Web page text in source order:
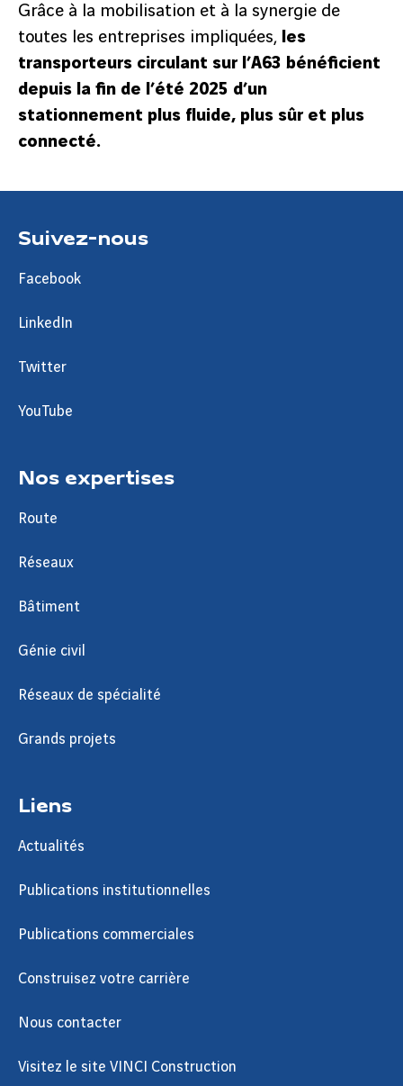
Grâce à la mobilisation et à la synergie de
toutes les entreprises impliquées, les
transporteurs circulant sur l’A63 bénéficient
depuis la fin de l’été 2025 d’un
stationnement plus fluide, plus sûr et plus
connecté.
Suivez-nous
Facebook
LinkedIn
Twitter
YouTube
Nos expertises
Route
Réseaux
Bâtiment
Génie civil
Réseaux de spécialité
Grands projets
Liens
Actualités
Publications institutionnelles
Publications commerciales
Construisez votre carrière
Nous contacter
Visitez le site VINCI Construction